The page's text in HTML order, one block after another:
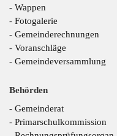
- Wappen
- Fotogalerie
- Gemeinderechnungen
- Voranschläge
- Gemeindeversammlung
Behörden
- Gemeinderat
- Primarschulkommission